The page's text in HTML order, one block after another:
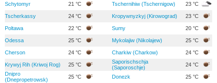
Schytomyr 21 °C Tschernihiw (Tschernigow) 23 °C
Tscherkassy 24 °C Kropywnyzkyj (Kirowograd) 23 °C
Poltawa 22 °C Sumy 20 °C
Odessa 25 °C Mykolajiw (Nikolajew) 25 °C
Cherson 24 °C Charkiw (Charkow) 24 °C
Krywyj Rih (Kriwoj Rog) 25 °C
Saporischschja
(Saporoschje)
24 °C
Dnipro
(Dnepropetrowsk)
25 °C Donezk 25 °C